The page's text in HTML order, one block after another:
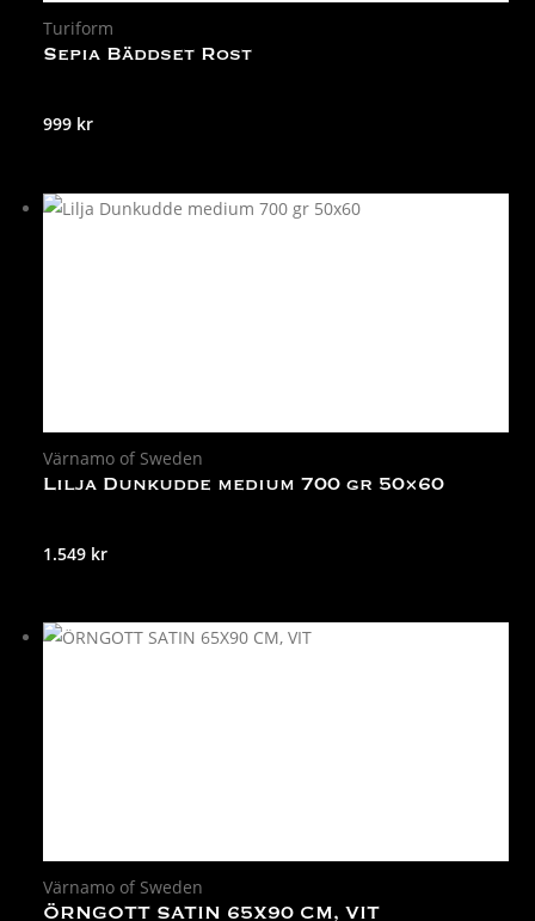
Turiform
Sepia Bäddset Rost
999 kr
Värnamo of Sweden
Lilja Dunkudde medium 700 gr 50×60
1.549 kr
Värnamo of Sweden
ÖRNGOTT SATIN 65X90 CM, VIT